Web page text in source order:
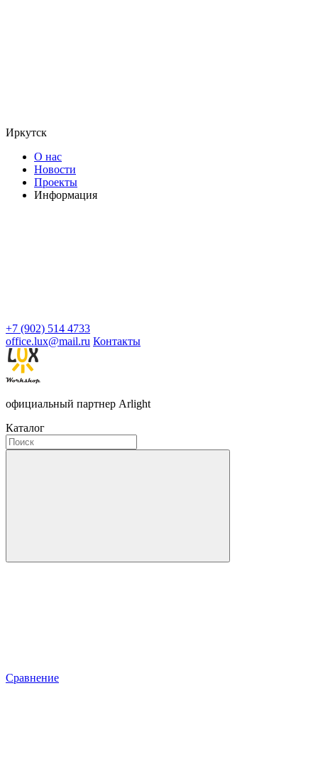
Иркутск
О нас
Новости
Проекты
Информация
+7 (902) 514 4733
office.lux@mail.ru Контакты
официальный партнер Arlight
Каталог
Сравнение